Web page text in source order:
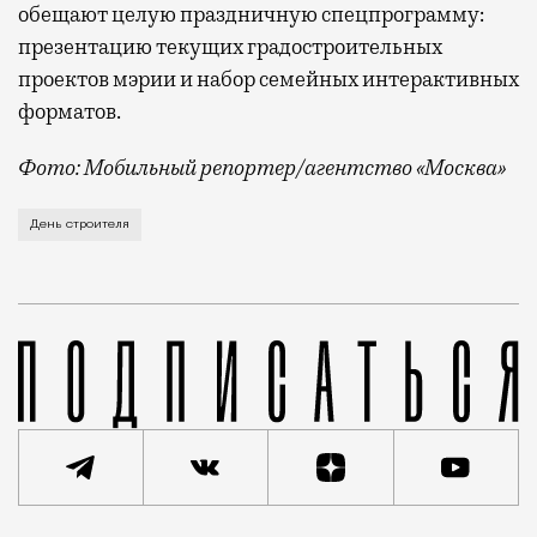
обещают целую праздничную спецпрограмму:
презентацию текущих градостроительных
проектов мэрии и набор семейных интерактивных
форматов.
Фото: Мобильный репортер/агентство «Москва»
Это каска в фирменных цветах департамента
День строителя